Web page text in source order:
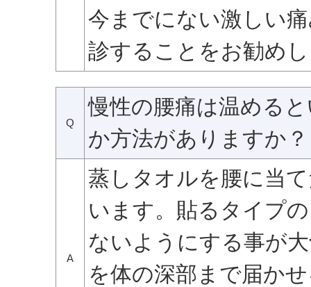
今までにない激しい
診することをお勧め
Q
慢性の腰痛は温める
か方法がありますか？
A
蒸しタオルを腰に当
います。貼るタイプ
ないようにする事が
を体の深部まで届か